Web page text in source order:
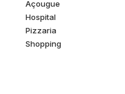
Açougue
Hospital
Pizzaria
Shopping